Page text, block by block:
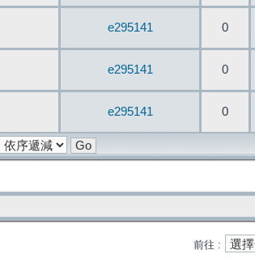
e295141 0
e295141 0
e295141 0
前往 :